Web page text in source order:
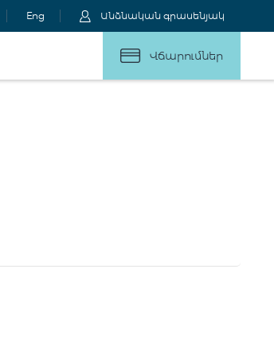
Eng Անձնական գրասենյակ
Վճարումներ